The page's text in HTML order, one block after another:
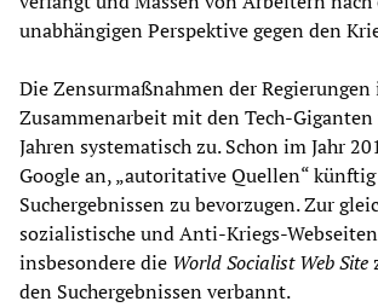
unabhängigen Perspektive gegen den
Die Zensurmaßnahmen der Regierungen
Zusammenarbeit mit den Tech-
Jahren systematisch zu. Schon im Jahr
Google an, „autoritative Quellen“
Suchergebnissen zu bevorzugen. Zur
sozialistische und Anti-Kriegs-
insbesondere die World Socialist Web Site
den Suchergebnissen verbannt.